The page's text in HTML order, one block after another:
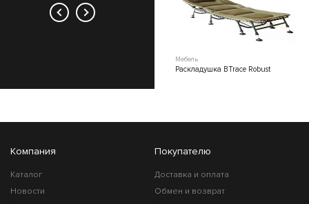
Мебель
Раскладушка BTrace Robust
Компания
Каталог
Новости
Покупателю
Доставка и оплата
Обмен и возврат